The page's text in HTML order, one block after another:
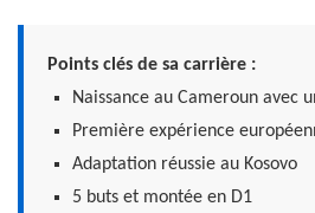
Points clés de sa carrière :
Naissance au Cameroun avec
Première expérience
Adaptation réussie au Kosovo
5 buts et montée en D1